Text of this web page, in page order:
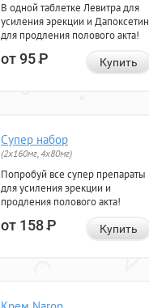
В одной таблетке Левитра для
усиления эрекции и Дапоксетин
для продления полового акта!
от 95Р Купить
Супер набор
(2х160мг, 4х80мг)
Попробуй все супер препараты
для усиления эрекции и
продления полового акта!
от 158Р Купить